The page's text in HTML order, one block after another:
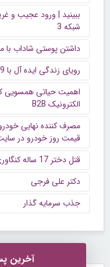
ببینید | ورود عجیب و
شبکه 3
داشتن پوستی شاداب با
رویای زندگی ایده آل با 9 کسب و کار اینترنتی یا آنلاین
اهمیت حیاتی همسویی
الکترونیک B2B
مصرف کننده نهایی
قیمت روز خودرو در
قتل دختر 17 ساله کنگاوری به دست پدرش
دکتر علی فرجی
جذب سرمایه گذار
آخرین